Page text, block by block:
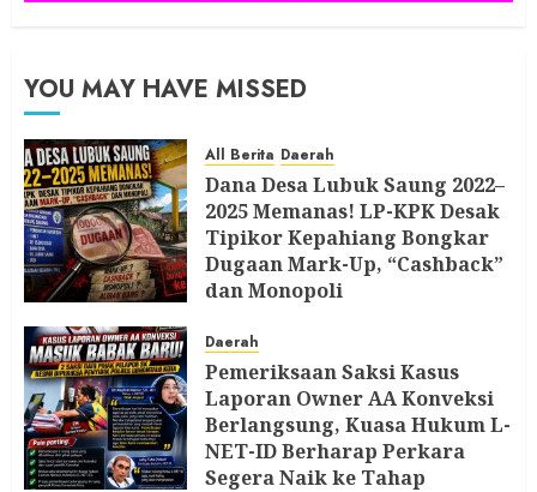
YOU MAY HAVE MISSED
All Berita Daerah
Dana Desa Lubuk Saung 2022–
2025 Memanas! LP-KPK Desak
Tipikor Kepahiang Bongkar
Dugaan Mark-Up, “Cashback”
dan Monopoli
Daerah
Pemeriksaan Saksi Kasus
Laporan Owner AA Konveksi
Berlangsung, Kuasa Hukum L-
NET-ID Berharap Perkara
Segera Naik ke Tahap